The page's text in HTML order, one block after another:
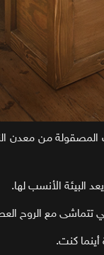
من معدن
البيئة الأنسب لها.
مع الروح
كنت.